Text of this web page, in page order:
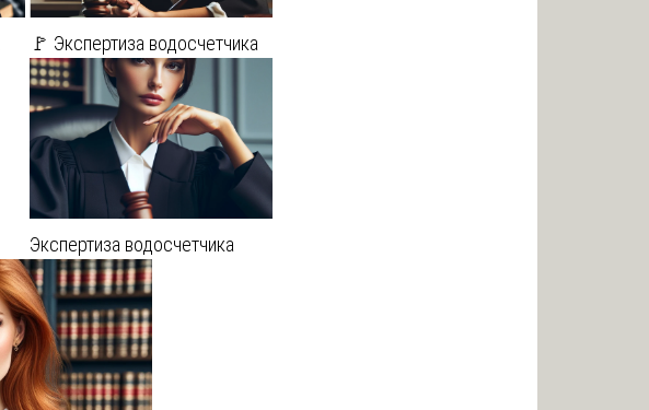
🚩 Экспертиза водосчетчика
Экспертиза водосчетчика